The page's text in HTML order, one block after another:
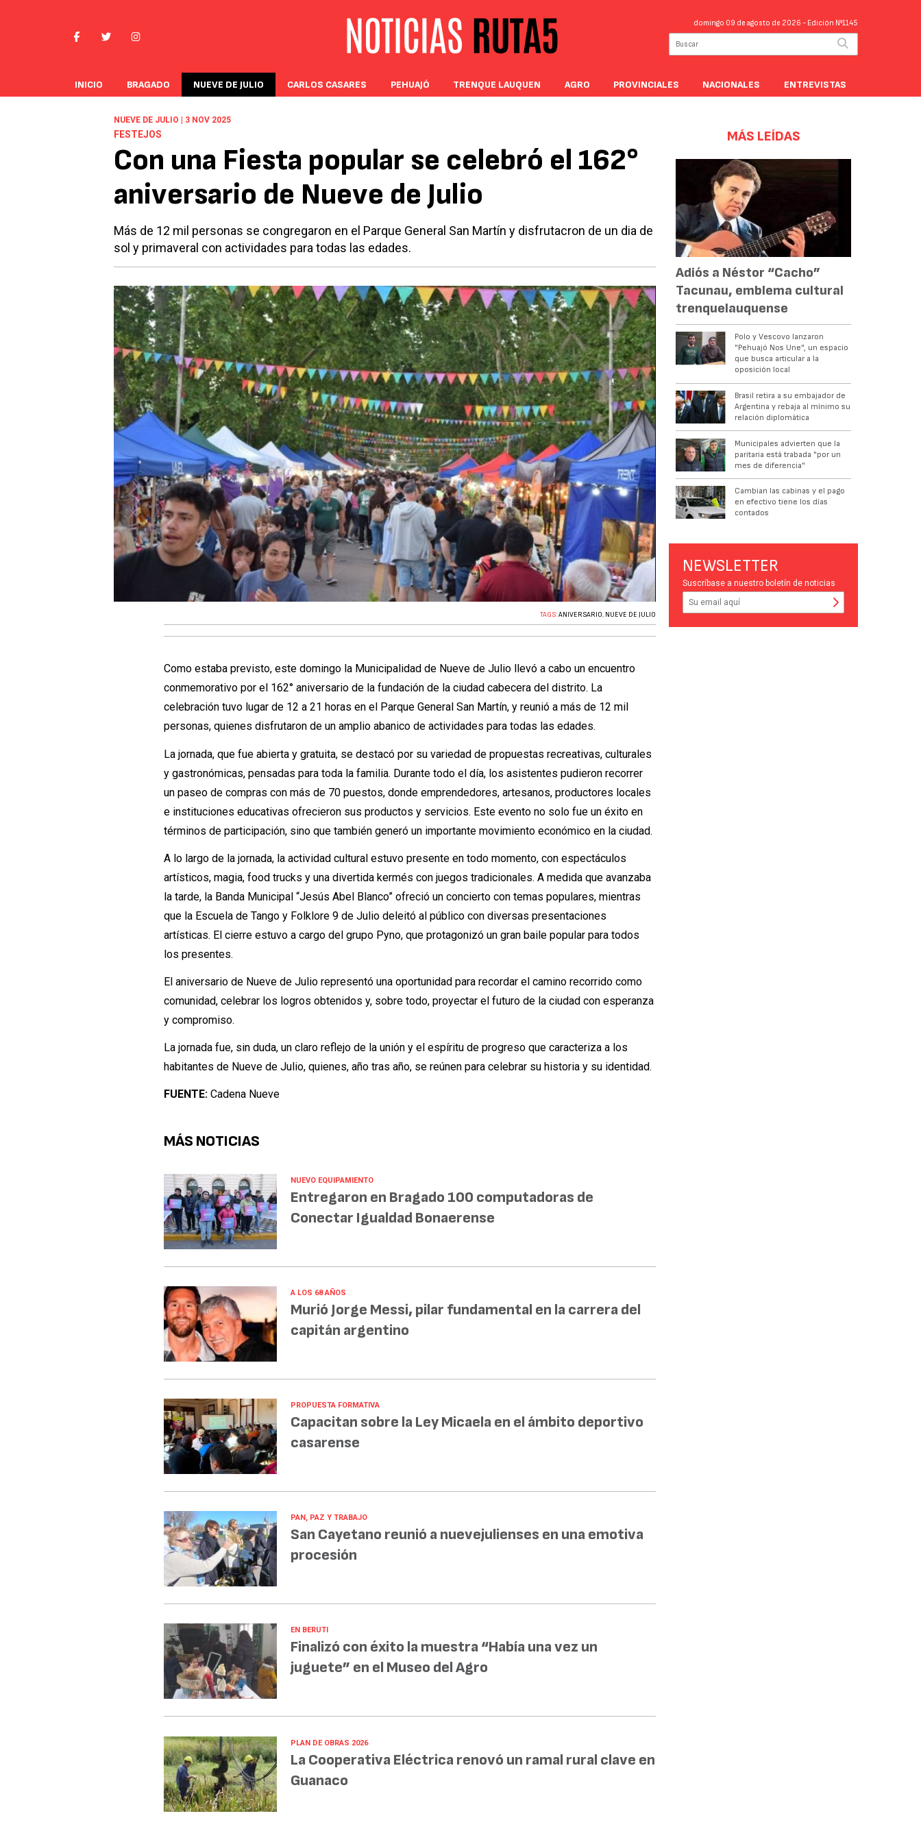
domingo 09 de agosto de 2026 - Edición Nº1145
INICIO BRAGADO NUEVE DE JULIO CARLOS CASARES PEHUAJÓ TRENQUE LAUQUEN AGRO PROVINCIALES NACIONALES ENTREVISTAS
NUEVE DE JULIO | 3 NOV 2025
FESTEJOS
Con una Fiesta popular se celebró el 162°
aniversario de Nueve de Julio
Más de 12 mil personas se congregaron en el Parque General San Martín y disfrutacron de un dia de
sol y primaveral con actividades para todas las edades.
TAGS:ANIVERSARIO, NUEVE DE JULIO
Como estaba previsto, este domingo la Municipalidad de Nueve de Julio llevó a cabo un encuentro
conmemorativo por el 162° aniversario de la fundación de la ciudad cabecera del distrito. La
celebración tuvo lugar de 12 a 21 horas en el Parque General San Martín, y reunió a más de 12 mil
personas, quienes disfrutaron de un amplio abanico de actividades para todas las edades.
La jornada, que fue abierta y gratuita, se destacó por su variedad de propuestas recreativas, culturales
y gastronómicas, pensadas para toda la familia. Durante todo el día, los asistentes pudieron recorrer
un paseo de compras con más de 70 puestos, donde emprendedores, artesanos, productores locales
e instituciones educativas ofrecieron sus productos y servicios. Este evento no solo fue un éxito en
términos de participación, sino que también generó un importante movimiento económico en la ciudad.
A lo largo de la jornada, la actividad cultural estuvo presente en todo momento, con espectáculos
artísticos, magia, food trucks y una divertida kermés con juegos tradicionales. A medida que avanzaba
la tarde, la Banda Municipal “Jesús Abel Blanco” ofreció un concierto con temas populares, mientras
que la Escuela de Tango y Folklore 9 de Julio deleitó al público con diversas presentaciones
artísticas. El cierre estuvo a cargo del grupo Pyno, que protagonizó un gran baile popular para todos
los presentes.
El aniversario de Nueve de Julio representó una oportunidad para recordar el camino recorrido como
comunidad, celebrar los logros obtenidos y, sobre todo, proyectar el futuro de la ciudad con esperanza
y compromiso.
La jornada fue, sin duda, un claro reflejo de la unión y el espíritu de progreso que caracteriza a los
habitantes de Nueve de Julio, quienes, año tras año, se reúnen para celebrar su historia y su identidad.
FUENTE: Cadena Nueve
MÁS NOTICIAS
NUEVO EQUIPAMIENTO
Entregaron en Bragado 100 computadoras de
Conectar Igualdad Bonaerense
A LOS 68 AÑOS
Murió Jorge Messi, pilar fundamental en la carrera del
capitán argentino
PROPUESTA FORMATIVA
Capacitan sobre la Ley Micaela en el ámbito deportivo
casarense
PAN, PAZ Y TRABAJO
San Cayetano reunió a nuevejulienses en una emotiva
procesión
EN BERUTI
Finalizó con éxito la muestra “Había una vez un
juguete” en el Museo del Agro
PLAN DE OBRAS 2026
La Cooperativa Eléctrica renovó un ramal rural clave en
Guanaco
MÁS LEÍDAS
Adiós a Néstor “Cacho”
Tacunau, emblema cultural
trenquelauquense
Polo y Vescovo lanzaron
"Pehuajó Nos Une", un espacio
que busca articular a la
oposición local
Brasil retira a su embajador de
Argentina y rebaja al mínimo su
relación diplomática
Municipales advierten que la
paritaria está trabada "por un
mes de diferencia"
Cambian las cabinas y el pago
en efectivo tiene los días
contados
NEWSLETTER
Suscríbase a nuestro boletín de noticias